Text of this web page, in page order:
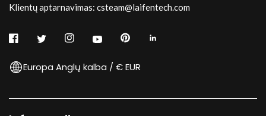
Klientų aptarnavimas: csteam@laifentech.com
Europa Anglų kalba / € EUR